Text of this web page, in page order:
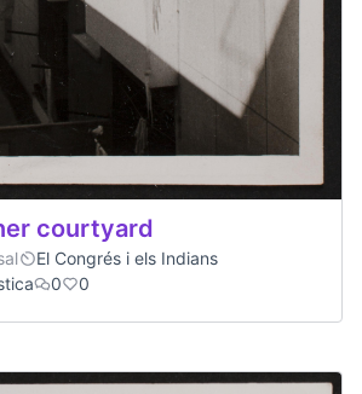
courtyard
El Congrés i els Indians
0 0